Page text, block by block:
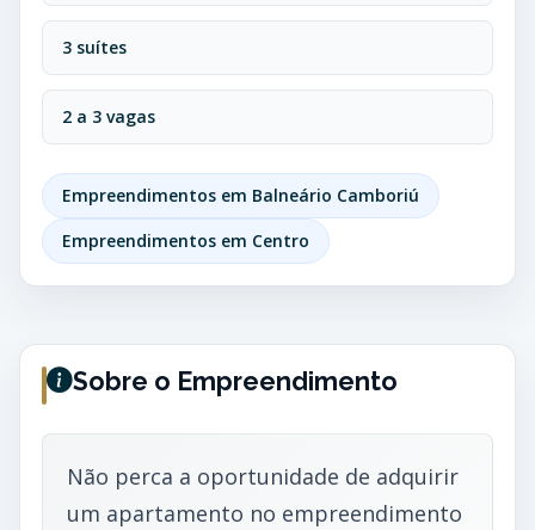
3 suítes
2 a 3 vagas
Empreendimentos em Balneário Camboriú
Empreendimentos em Centro
Sobre o Empreendimento
Não perca a oportunidade de adquirir
um apartamento no empreendimento